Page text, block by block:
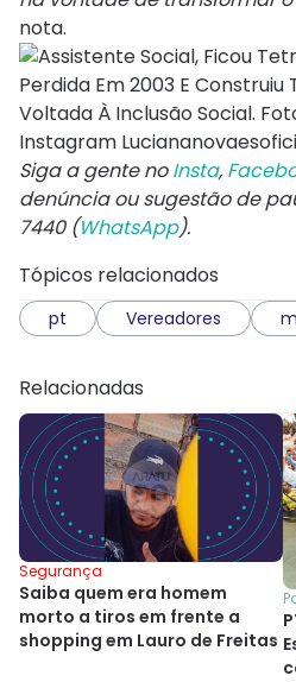
nota.
Siga a gente noInsta,
denúncia ou sugestão de
7440 (WhatsApp).
Tópicos relacionados
pt Vereadores
Relacionadas
Segurança
Saiba quem era homem
morto a tiros em frente a
shopping em Lauro de Freitas